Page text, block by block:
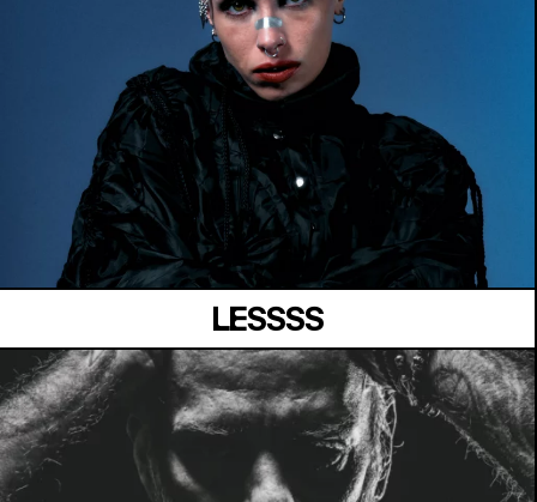
LESSSS
MANOIR DE KEROUAL
Samedi 04 juillet